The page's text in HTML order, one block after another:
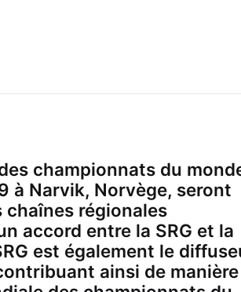
championnats du
à Narvik, Norvège, seront
régionales
accord entre la SRG et la
est également le
ainsi de manière